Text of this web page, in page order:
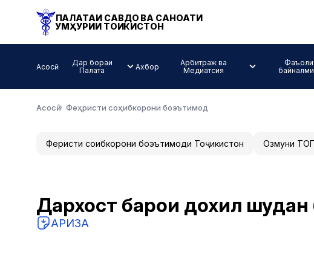
ПАЛАТАИ САВДО ВА САНОАТИ
ҶУМҲУРИИ ТОҶИКИСТОН
Асосӣ
Дар бораи
Палата
Ахбор
Арбитраж ва
Медиатсия
Асосӣ Феҳристи соҳибкорони боэътимод
Феҳристи соҳибкорони боэътимоди Тоҷикистон Озмуни
Дархост барои дохил шудан
АРИЗА